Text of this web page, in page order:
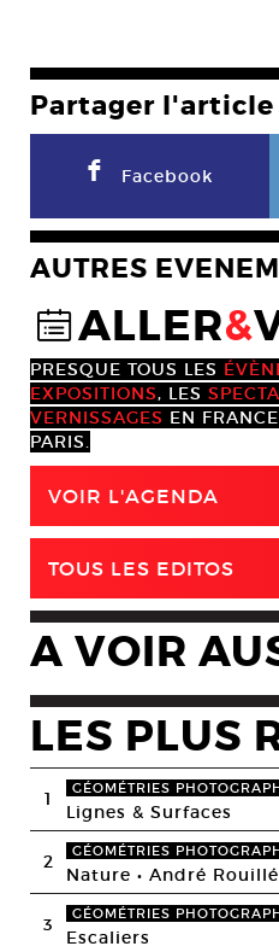
Partager l'article
F Facebook
AUTRES
@ALLER&
PRESQUE TOUS LES
EXPOSITIONS, LES
VERNISSAGES EN
PARIS.
VOIR L'AGENDA
TOUS LES EDITOS
A VOIR
LES PLUS
1 GÉOMÉTRIES
Lignes & Surfaces
2 GÉOMÉTRIES
Nature • André Rouillé
3 GÉOMÉTRIES
Escaliers